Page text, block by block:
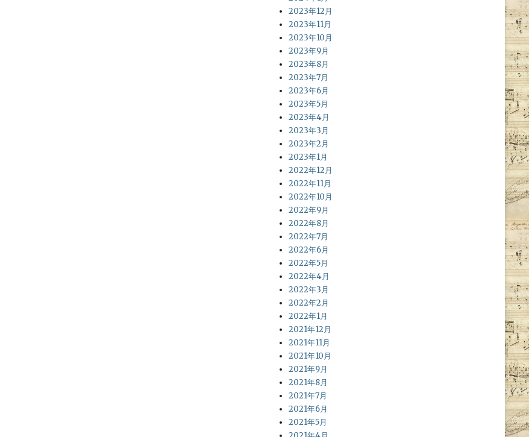
2023年12月
2023年11月
2023年10月
2023年9月
2023年8月
2023年7月
2023年6月
2023年5月
2023年4月
2023年3月
2023年2月
2023年1月
2022年12月
2022年11月
2022年10月
2022年9月
2022年8月
2022年7月
2022年6月
2022年5月
2022年4月
2022年3月
2022年2月
2022年1月
2021年12月
2021年11月
2021年10月
2021年9月
2021年8月
2021年7月
2021年6月
2021年5月